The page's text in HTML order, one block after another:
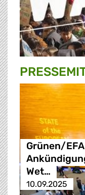
Grünen/
Wet…
10.09.2025